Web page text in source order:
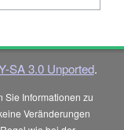
SA 3.0 Unported.
Sie Informationen zu
Veränderungen